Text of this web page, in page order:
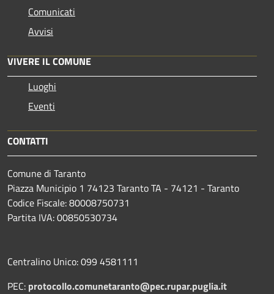
Comunicati
Avvisi
VIVERE IL COMUNE
Luoghi
Eventi
CONTATTI
Comune di Taranto
Piazza Municipio 1 74123 Taranto TA - 74121 - Taranto
Codice Fiscale: 80008750731
Partita IVA: 00850530734
Centralino Unico: 099 4581111
PEC: protocollo.comunetaranto@pec.rupar.puglia.it